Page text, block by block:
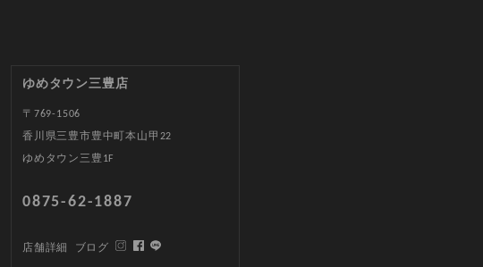
ゆめタウン三豊店
〒769-1506
香川県三豊市豊中町本山甲22
ゆめタウン三豊1F
0875-62-1887
店舗詳細 ブログ